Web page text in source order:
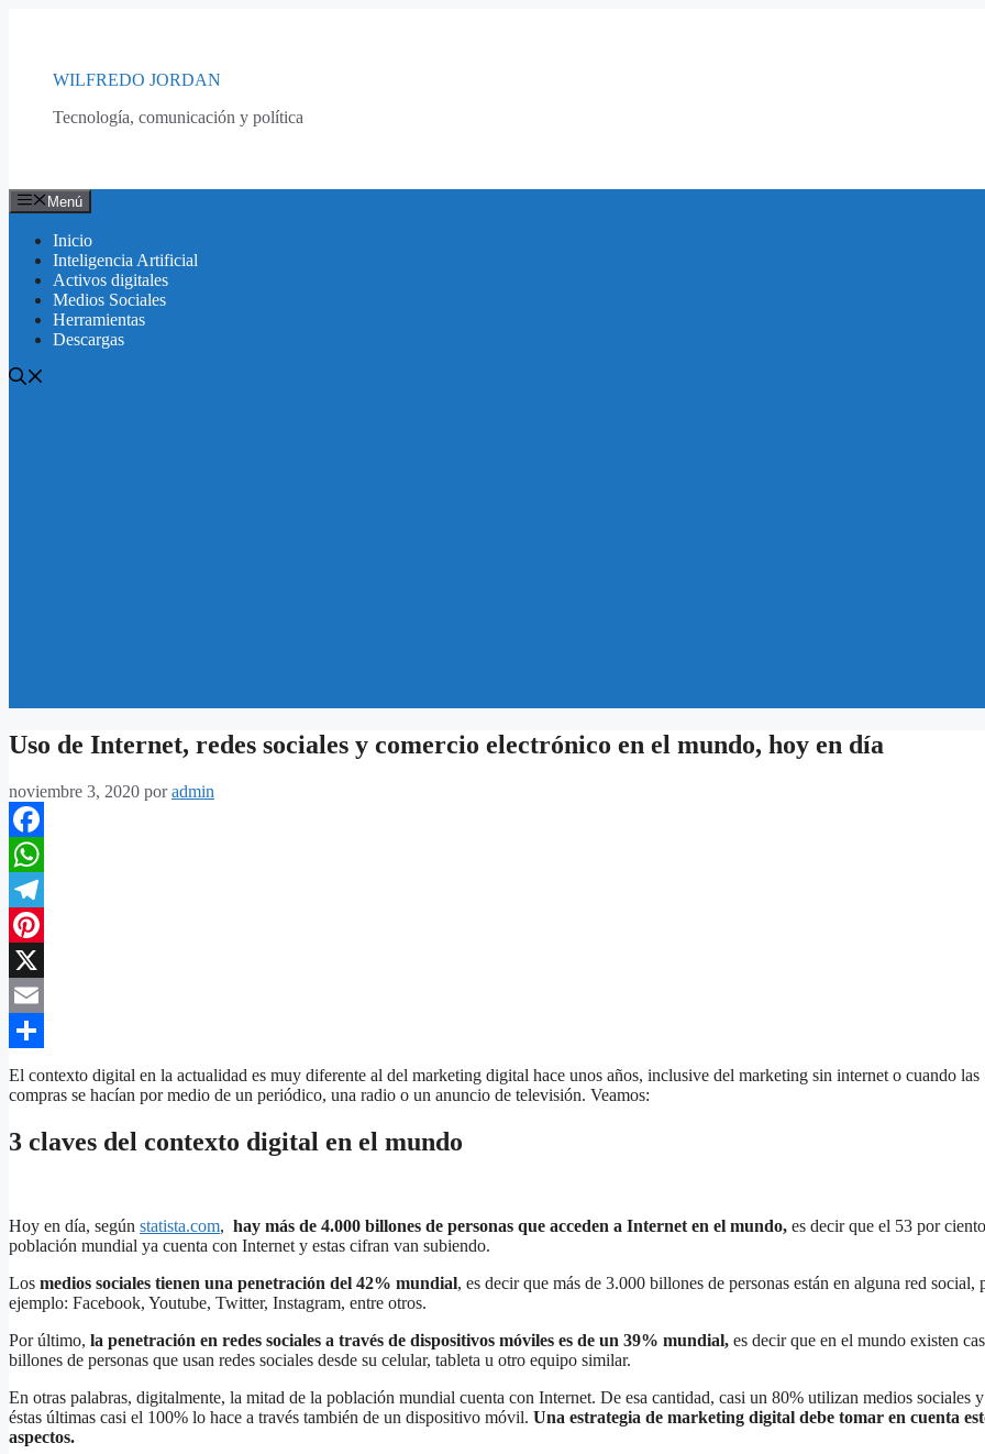
WILFREDO JORDAN
Tecnología, comunicación y política
Menú
Inicio
Inteligencia Artificial
Activos digitales
Medios Sociales
Herramientas
Descargas
Uso de Internet, redes sociales y comercio electrónico en el mundo, hoy en día
noviembre 3, 2020 poradmin
Facebook
WhatsApp
Telegram
Pinterest
X
Email
Compartir
El contexto digital en la actualidad es muy diferente al del marketing digital hace unos años, inclusive del marketing sin internet o cuando las
compras se hacían por medio de un periódico, una radio o un anuncio de televisión. Veamos:
3 claves del contexto digital en el mundo
Hoy en día, según statista.com, hay más de 4.000 billones de personas que acceden a Internet en el mundo, es decir que el 53 por
población mundial ya cuenta con Internet y estas cifran van subiendo.
Los medios sociales tienen una penetración del 42% mundial, es decir que más de 3.000 billones de personas están en alguna red social,
ejemplo: Facebook, Youtube, Twitter, Instagram, entre otros.
Por último, la penetración en redes sociales a través de dispositivos móviles es de un 39% mundial, es decir que en el mundo existen
billones de personas que usan redes sociales desde su celular, tableta u otro equipo similar.
En otras palabras, digitalmente, la mitad de la población mundial cuenta con Internet. De esa cantidad, casi un 80% utilizan medios sociales
éstas últimas casi el 100% lo hace a través también de un dispositivo móvil. Una estrategia de marketing digital debe tomar en cuenta
aspectos.